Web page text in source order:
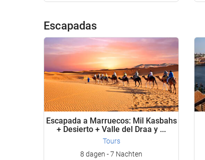
Escapadas
Escapada a Marruecos: Mil Kasbahs
+ Desierto + Valle del Draa y ...
Tours
8 dagen - 7 Nachten